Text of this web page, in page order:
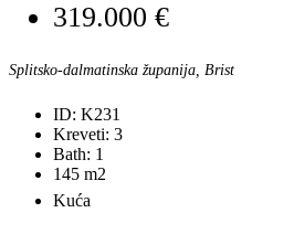
319.000 €
Splitsko-dalmatinska županija, Brist
ID: K231
Kreveti: 3
Bath: 1
145 m2
Kuća